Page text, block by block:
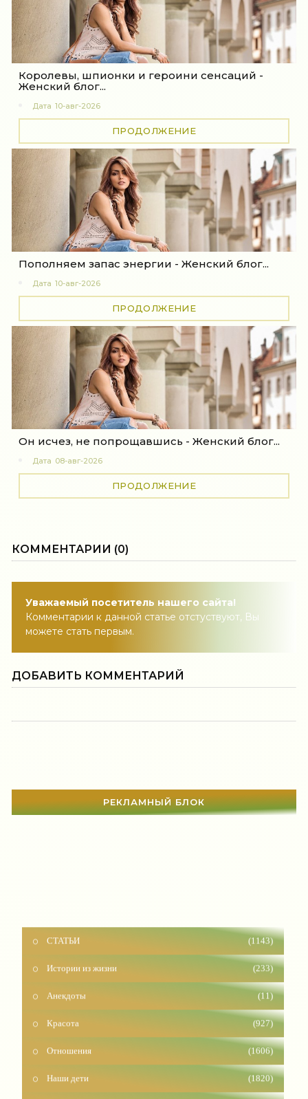
Королевы, шпионки и героини сенсаций -
Женский блог...
Дата 10-авг-2026
ПРОДОЛЖЕНИЕ
Пополняем запас энергии - Женский блог...
Дата 10-авг-2026
ПРОДОЛЖЕНИЕ
Он исчез, не попрощавшись - Женский блог...
Дата 08-авг-2026
ПРОДОЛЖЕНИЕ
КОММЕНТАРИИ (0)
Уважаемый посетитель нашего сайта!
Комментарии к данной статье отстуствуют, Вы
можете стать первым.
ДОБАВИТЬ КОММЕНТАРИЙ
РЕКЛАМНЫЙ БЛОК
СТАТЬИ (1143)
Истории из жизни (233)
(11)
(927)
(1606)
(1820)
(96)